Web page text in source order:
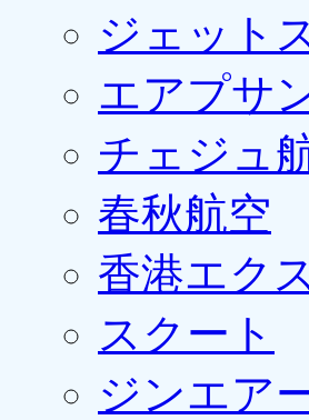
ジェット
エアプサ
チェジュ
春秋航空
香港エク
スクート
ジンエア